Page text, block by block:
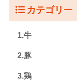
カテゴリー
1.牛
2.豚
3.鶏